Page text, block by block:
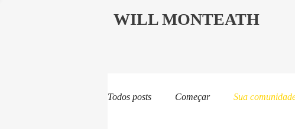
WILL MONTEATH
Todos posts Começar Sua